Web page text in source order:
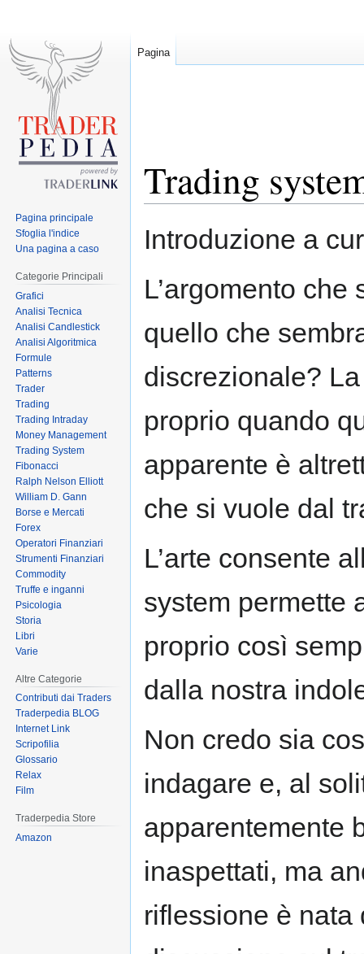
Trading
Introduzione a
L’argomento
quello che
discrezionale?
proprio quando
apparente è
che si vuole dal
L’arte consente
system permette
proprio così
dalla nostra
Non credo sia
indagare e, al
apparentemente
inaspettati, ma
riflessione è nata
Pagina
Pagina principale
Sfoglia l'indice
Una pagina a caso
Categorie Principali
Grafici
Analisi Tecnica
Analisi Candlestick
Analisi Algoritmica
Formule
Patterns
Trader
Trading
Trading Intraday
Money Management
Trading System
Fibonacci
Ralph Nelson Elliott
William D. Gann
Borse e Mercati
Forex
Operatori Finanziari
Strumenti Finanziari
Commodity
Truffe e inganni
Psicologia
Storia
Libri
Varie
Altre Categorie
Contributi dai Traders
Traderpedia BLOG
Internet Link
Scripofilia
Glossario
Relax
Film
Traderpedia Store
Amazon